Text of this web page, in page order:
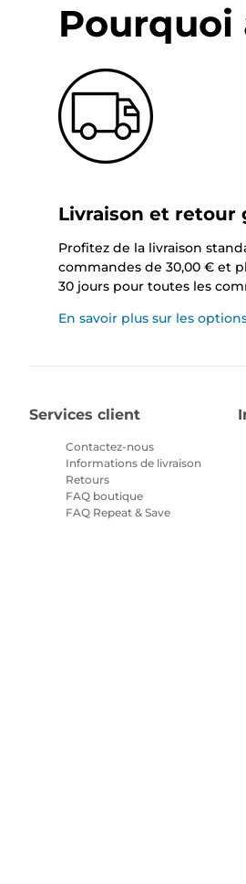
Pourquoi
Livraison et retour
Profitez de la livraison
commandes de 30,00 € et
30 jours pour toutes les
En savoir plus sur les
Services client
Contactez-nous
Informations de livraison
Retours
FAQ boutique
FAQ Repeat & Save